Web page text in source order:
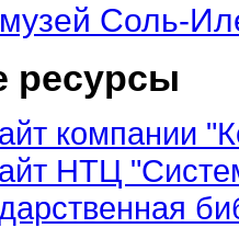
Соль-
ресурсы
компании
НТЦ